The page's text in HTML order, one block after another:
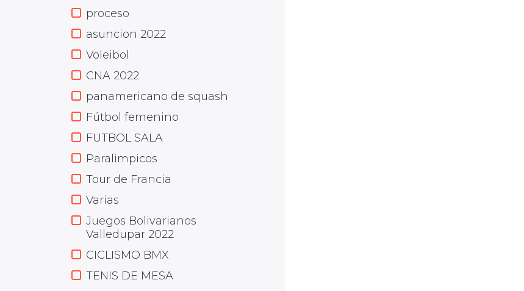
proceso
asuncion 2022
Voleibol
CNA 2022
panamericano de squash
Fútbol femenino
FUTBOL SALA
Paralimpicos
Tour de Francia
Varias
Juegos Bolivarianos
Valledupar 2022
CICLISMO BMX
TENIS DE MESA